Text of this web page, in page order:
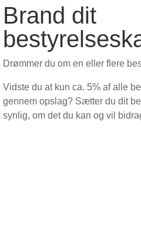
Brand dit
Drømmer du om en eller flere
Vidste du at kun ca. 5% af alle
gennem opslag? Sætter du dit
synlig, om det du kan og vil